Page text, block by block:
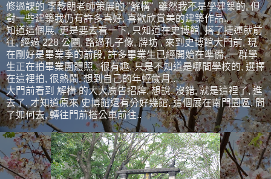
修過課的 李乾朗老師策展的 "解構", 雖然我不是學建築的, 但
對一些建築我仍有許多喜好, 喜歡欣賞美的建築作品..
知道這個展, 更是要去看一下, 只知道在史博館, 搭了捷運就前
往, 經過 228 公園, 路過孔子像, 牌坊 , 來到史博館大門前, 現
在剛好是畢業季的前段, 許多畢業生已經開始在準備, 一群學
生正在拍畢業團體照 , 很有趣, 只是不知道是哪間學校的, 選擇
在這裡拍, 很熱鬧, 想到自己的年輕歲月..
大門前看到 解構 的大大廣告招牌, 想說, 沒錯, 就是這裡了, 進
去了, 才知道原來 史博館還有分好幾館, 這個展在南門園區, 問
了如何去, 轉往門前搭公車前往..